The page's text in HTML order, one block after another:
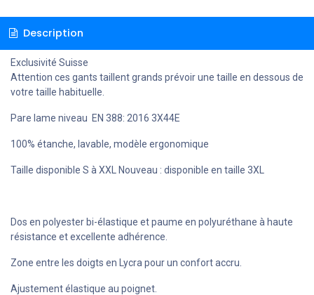
Description
Exclusivité Suisse
Attention ces gants taillent grands prévoir une taille en dessous de
votre taille habituelle.
Pare lame niveau EN 388: 2016 3X44E
100% étanche, lavable, modèle ergonomique
Taille disponible S à XXL Nouveau : disponible en taille 3XL
Dos en polyester bi-élastique et paume en polyuréthane à haute
résistance et excellente adhérence.
Zone entre les doigts en Lycra pour un confort accru.
Ajustement élastique au poignet.